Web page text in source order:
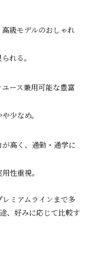
級モデルのおしゃれ
れる。
ース兼用可能な豊富
少なめ。
高く、通勤・通学に
性重視。
ミアムラインまで多
、好みに応じて比較す